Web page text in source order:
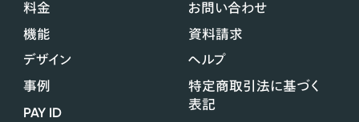
料金
機能
デザイン
事例
PAY ID
お問い合わせ
資料請求
ヘルプ
特定商取引法に基づく
表記